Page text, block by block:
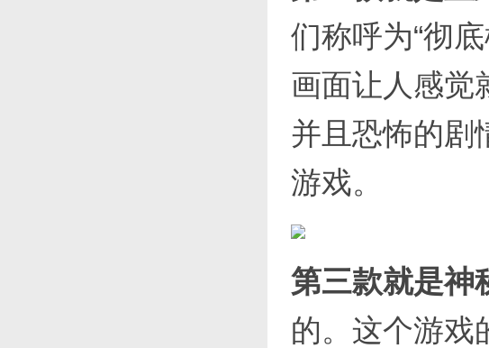
们称呼为“彻
画面让人感觉
并且恐怖的剧
游戏。
第三款就是神
的。这个游戏